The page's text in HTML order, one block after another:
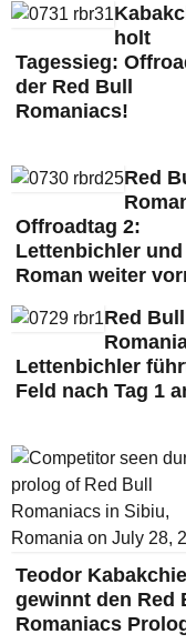
holt
Tagessieg:
der Red Bull
Romaniacs!
Red
Offroadtag 2:
Lettenbichler und
Roman weiter
Red Bull
Lettenbichler
Feld nach Tag 1
Teodor
gewinnt den Red
Romaniacs